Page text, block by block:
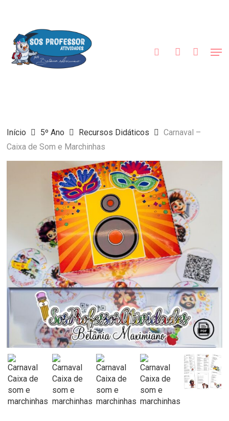
content
Início 5º Ano Recursos Didáticos
Carnaval –
Caixa de Som e Marchinhas